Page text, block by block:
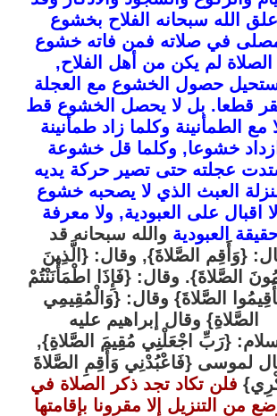
علق الله سبحانه الفلاح بخشوع
في صلاته فمن فاته خشوع
الصلاة لم يكن من أهل الفلاح,
حصول الخشوع مع العجلة
قطعا. بل لا يحصل الخشوع قط
مع الطمأنينة وكلما زاد طمأنينة
ازداد خشوعا, وكلما قل خشوعة
عجلته حتى تصير حركة يديه
العبث الذي لا يصحبه خشوع
اقبال على العبودية, ولا معرفة
العبودية والله سبحانه قد
{وَأَقِم الصَّلاةَ}, وقال:{الَّذِينَ
الصَّلاةَ}. وقال:{فَإِذَا اطْمَأْنَنْتُمْ
الصَّلاةَ} وقال: {وَالْمُقِيمِي
الصَّلاةِ}وقال إبراهيم عليه
{رَبِّ اجْعَلْنِي مُقِيمَ الصَّلاةِ},
لموسى {فَاعْبُدْنِي وَأَقِمِ الصَّلاةَ
فلن تكاد تجد ذكر الصلاة في
من التنزيل إلا مقرونا بإقامتها